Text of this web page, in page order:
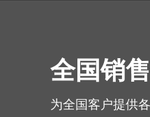
全国销
为全国客户提供